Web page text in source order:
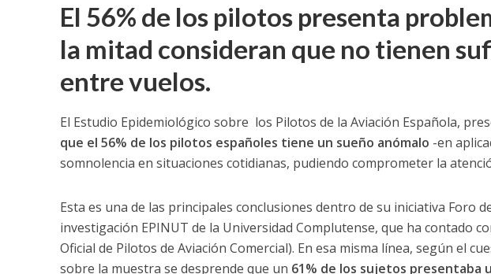
El 56% de los pilotos presenta
la mitad consideran que no tienen
entre vuelos.
El Estudio Epidemiológico sobre los Pilotos de la Aviación Española,
que el 56% de los pilotos españoles tiene un sueño anómalo -en
somnolencia en situaciones cotidianas, pudiendo comprometer la
Esta es una de las principales conclusiones dentro de su iniciativa Foro
investigación EPINUT de la Universidad Complutense, que ha contado
Oficial de Pilotos de Aviación Comercial). En esa misma línea, según el
sobre la muestra se desprende que un 61% de los sujetos presentaba